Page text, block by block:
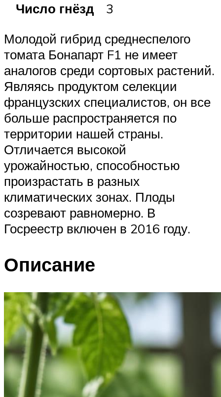
Число гнёзд
3
Молодой гибрид среднеспелого
томата Бонапарт F1 не имеет
аналогов среди сортовых растений.
Являясь продуктом селекции
французских специалистов, он все
больше распространяется по
территории нашей страны.
Отличается высокой
урожайностью, способностью
произрастать в разных
климатических зонах. Плоды
созревают равномерно. В
Госреестр включен в 2016 году.
Описание